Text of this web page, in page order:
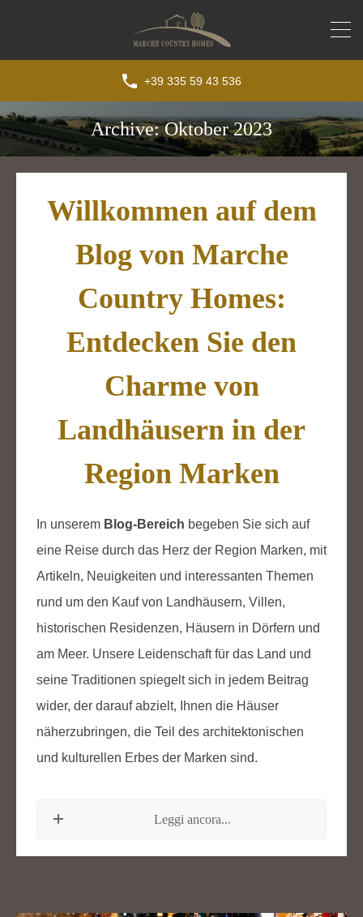
+39 335 59 43 536
Archive: Oktober 2023
Willkommen auf dem
Blog von Marche
Country Homes:
Entdecken Sie den
Charme von
Landhäusern in der
Region Marken
In unserem Blog-Bereich begeben Sie sich auf
eine Reise durch das Herz der Region Marken, mit
Artikeln, Neuigkeiten und interessanten Themen
rund um den Kauf von Landhäusern, Villen,
historischen Residenzen, Häusern in Dörfern und
am Meer. Unsere Leidenschaft für das Land und
seine Traditionen spiegelt sich in jedem Beitrag
wider, der darauf abzielt, Ihnen die Häuser
näherzubringen, die Teil des architektonischen
und kulturellen Erbes der Marken sind.
Leggi ancora...